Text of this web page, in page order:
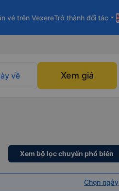
vé trên VexereTrở thành đối tác arrow_drop_down
về Xem giá
Xem bộ lọc chuyến phổ biến
Chọn ngày